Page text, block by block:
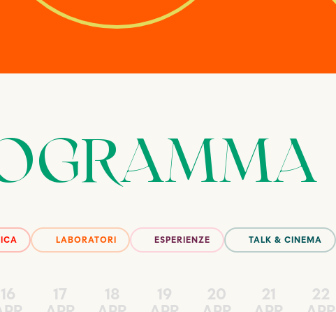
LABORATORI ESPERIENZE TALK & CINEMA
16 17 18 19 20 21 22